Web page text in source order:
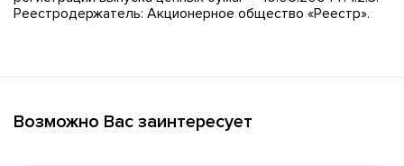
Реестродержатель: Акционерное общество «Реестр».
Возможно Вас заинтересует